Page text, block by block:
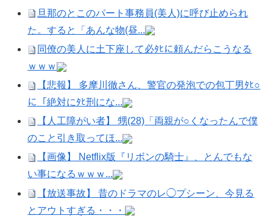
旦那のとこのパート事務員(美人)に呼び止められ
た。すると「あんな物(昼...
同僚の美人に土下座して必ﾀﾋに頼んだらこうなる
ｗｗｗ
【悲報】 多摩川徹さん、警官の発泡での包丁男ﾀﾋ○
に「絶対にﾀﾋ刑にな...
【人工障がい者】 甥(28)「両親が○くなったんで僕
のこと引き取ってほ...
【画像】 Netflix版『リボンの騎士』、とんでもな
い事になるｗｗｗ...
【放送事故】 昔のドラマのレ◯プシーン、今見る
とアウトすぎる・・・